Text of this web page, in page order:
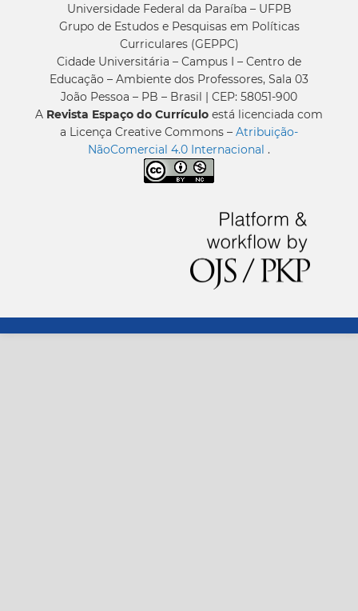
Universidade Federal da Paraíba – UFPB
Grupo de Estudos e Pesquisas em Políticas
Curriculares (GEPPC)
Cidade Universitária – Campus I – Centro de
Educação – Ambiente dos Professores, Sala 03
João Pessoa – PB – Brasil | CEP: 58051-900
A Revista Espaço do Currículo está licenciada com
a Licença Creative Commons – Atribuição-
NãoComercial 4.0 Internacional .